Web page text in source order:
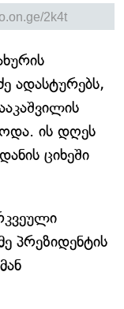
ადასტურებს,
ის დღეს
ციხეში
პრეზიდენტის